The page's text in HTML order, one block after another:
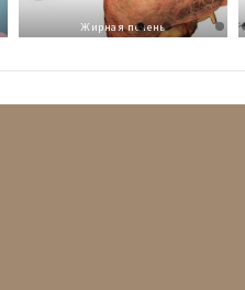
Жирная печень